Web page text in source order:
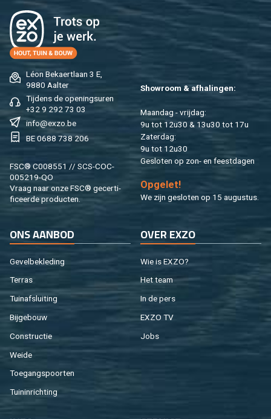
Léon Be­kaert­laan 3 E,
9880 Aal­ter
Tij­dens de ope­nings­uren
+32 9 292 73 03
info@​exzo.​be
BE 0688 738 206
FSC® C008551 // SCS-COC-
005219-QO
Vraag naar onze FSC® ge­cer­ti­
fi­ceer­de pro­duc­ten.
Show­room & af­ha­lin­gen:
Maan­dag - vrij­dag:
9u tot 12u30 & 13u30 tot 17u
Za­ter­dag:
9u tot 12u30
Ge­slo­ten op zon- en feest­da­gen
Op­ge­let!
We zijn ge­slo­ten op 15 au­gus­tus.
ONS AAN­BOD
Ge­vel­be­kle­ding
Ter­ras
Tuin­af­slui­ting
Bij­ge­bouw
Con­struc­tie
Weide
Toe­gangs­poor­ten
Tuin­in­rich­ting
OVER EXZO
Wie is EXZO?
Het team
In de pers
EXZO TV
Jobs